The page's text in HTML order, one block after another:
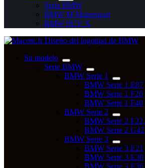
Serie BMW
BMW M Motorsport
BMW SUV X
Su modelo
Serie BMW
BMW Serie 1
BMW Serie 1 E87
BMW Serie 1 F20
BMW Serie 1 F40
BMW Serie 2
BMW Serie 2
BMW Serie 2 G42
BMW Serie 3
BMW Serie 3 E21
BMW Serie 3 E30
BMW Serie 3 E36